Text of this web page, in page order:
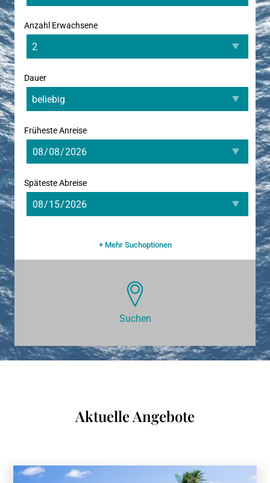
Anzahl Erwachsene
Dauer
Früheste Anreise
Späteste Abreise
+ Mehr Suchoptionen
Suchen
Aktuelle Angebote